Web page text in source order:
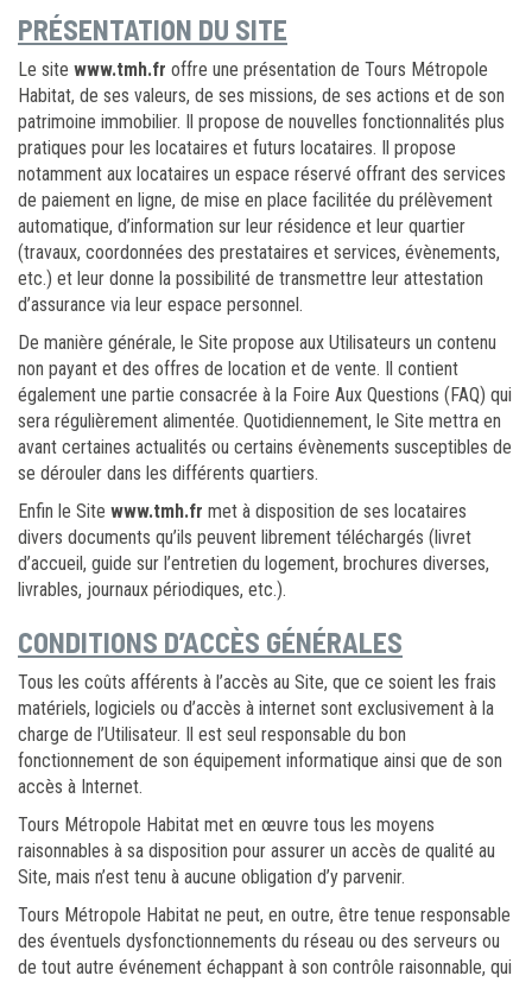
PRÉSENTATION DU SITE
Le site www.tmh.fr offre une présentation de Tours Métropole
Habitat, de ses valeurs, de ses missions, de ses actions et de son
patrimoine immobilier. Il propose de nouvelles fonctionnalités plus
pratiques pour les locataires et futurs locataires. Il propose
notamment aux locataires un espace réservé offrant des services
de paiement en ligne, de mise en place facilitée du prélèvement
automatique, d’information sur leur résidence et leur quartier
(travaux, coordonnées des prestataires et services, évènements,
etc.) et leur donne la possibilité de transmettre leur attestation
d’assurance via leur espace personnel.
De manière générale, le Site propose aux Utilisateurs un contenu
non payant et des offres de location et de vente. Il contient
également une partie consacrée à la Foire Aux Questions (FAQ) qui
sera régulièrement alimentée. Quotidiennement, le Site mettra en
avant certaines actualités ou certains évènements susceptibles de
se dérouler dans les différents quartiers.
Enfin le Site www.tmh.fr met à disposition de ses locataires
divers documents qu’ils peuvent librement téléchargés (livret
d’accueil, guide sur l’entretien du logement, brochures diverses,
livrables, journaux périodiques, etc.).
CONDITIONS D’ACCÈS GÉNÉRALES
Tous les coûts afférents à l’accès au Site, que ce soient les frais
matériels, logiciels ou d’accès à internet sont exclusivement à la
charge de l’Utilisateur. Il est seul responsable du bon
fonctionnement de son équipement informatique ainsi que de son
accès à Internet.
Tours Métropole Habitat met en œuvre tous les moyens
raisonnables à sa disposition pour assurer un accès de qualité au
Site, mais n’est tenu à aucune obligation d’y parvenir.
Tours Métropole Habitat ne peut, en outre, être tenue responsable
des éventuels dysfonctionnements du réseau ou des serveurs ou
de tout autre événement échappant à son contrôle raisonnable, qui